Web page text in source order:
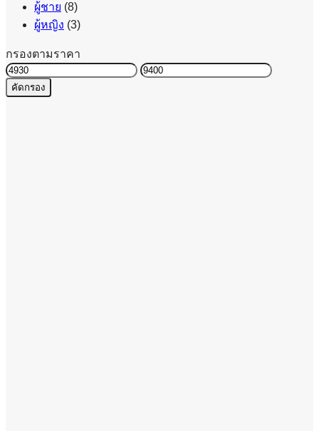
ผู้ชาย (8)
ผู้หญิง (3)
กรองตามราคา
ราคา
ต่ำ
ราคา
คัดกรอง